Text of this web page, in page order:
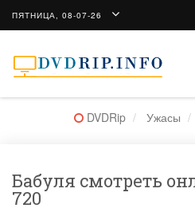
ПЯТНИЦА, 08-07-26
DVDRip Ужасы
Бабуля смотреть
720